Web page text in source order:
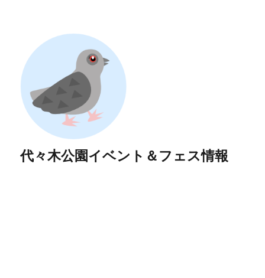
代々木公園イベント＆フェス情報